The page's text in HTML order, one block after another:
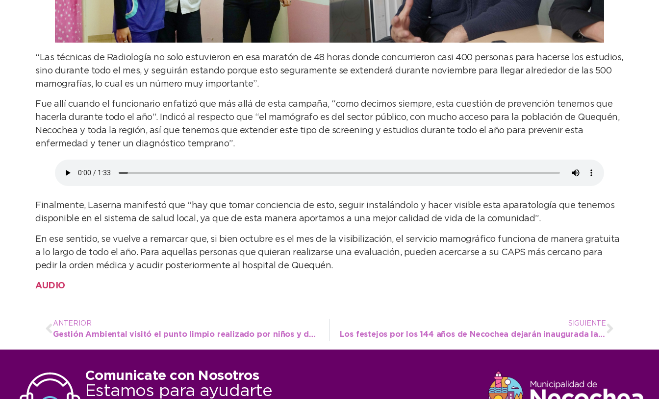
“Las técnicas de Radiología no solo estuvieron en esa maratón de 48 horas donde concurrieron casi 400 personas para hacerse los estudios,
sino durante todo el mes, y seguirán estando porque esto seguramente se extenderá durante noviembre para llegar alrededor de las 500
mamografías, lo cual es un número muy importante”.
Fue allí cuando el funcionario enfatizó que más allá de esta campaña, “como decimos siempre, esta cuestión de prevención tenemos que
hacerla durante todo el año”. Indicó al respecto que “el mamógrafo es del sector público, con mucho acceso para la población de Quequén,
Necochea y toda la región, así que tenemos que extender este tipo de screening y estudios durante todo el año para prevenir esta
enfermedad y tener un diagnóstico temprano”.
Finalmente, Laserna manifestó que “hay que tomar conciencia de esto, seguir instalándolo y hacer visible esta aparatología que tenemos
disponible en el sistema de salud local, ya que de esta manera aportamos a una mejor calidad de vida de la comunidad”.
En ese sentido, se vuelve a remarcar que, si bien octubre es el mes de la visibilización, el servicio mamográfico funciona de manera gratuita
a lo largo de todo el año. Para aquellas personas que quieran realizarse una evaluación, pueden acercarse a su CAPS más cercano para
pedir la orden médica y acudir posteriormente al hospital de Quequén.
AUDIO
ANTERIOR
Gestión Ambiental visitó el punto limpio realizado por niños y docentes del Jardín Alemán
SIGUIENTE
Los festejos por los 144 años de Necochea dejarán inaugurada la temporada de verano
Comunicate con Nosotros
Estamos para ayudarte